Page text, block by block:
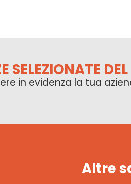
SELEZIONATE
in evidenza la tua
Altre